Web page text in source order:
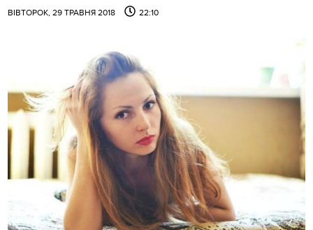
ВІВТОРОК, 29 ТРАВНЯ 2018 22:10